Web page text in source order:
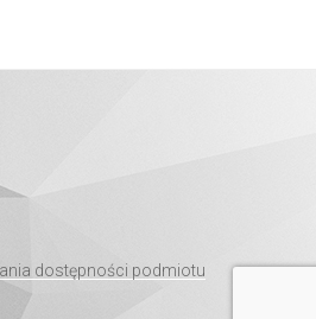
dostępności podmiotu